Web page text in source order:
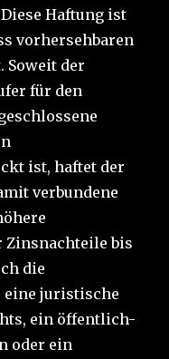
Haftung ist
vorhersehbaren
Soweit der
für den
ist, haftet der
verbundene
Zinsnachteile bis
die
eine juristische
ein öffentlich-
oder ein